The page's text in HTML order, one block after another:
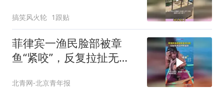
搞笑风火轮 1跟贴
菲律宾一渔民脸部被章
鱼“紧咬”，反复拉扯无果
北青网-北京青年报